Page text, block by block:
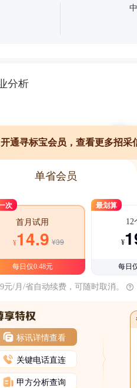
分析
开通寻标宝会员，查看更多招采
单省会员
次
首月试用
¥14.9 ¥39
每日仅0.48元
最划算
12
¥
每日
元/月/省自动续费，可随时取消。
标讯详情查看
关键电话直连
甲方分析查询